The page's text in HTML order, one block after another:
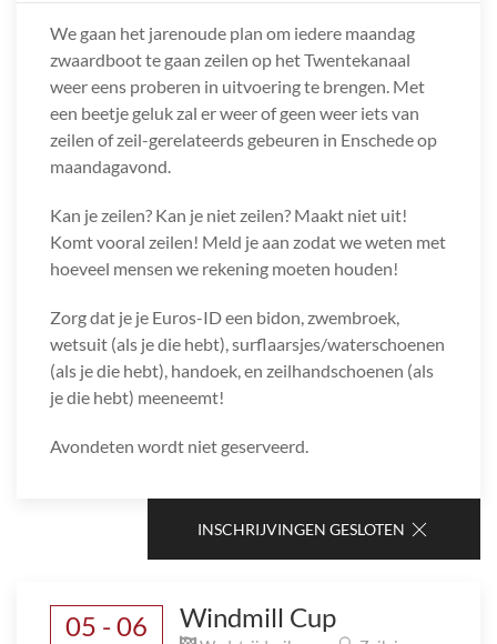
We gaan het jarenoude plan om iedere maandag
zwaardboot te gaan zeilen op het Twentekanaal
weer eens proberen in uitvoering te brengen. Met
een beetje geluk zal er weer of geen weer iets van
zeilen of zeil-gerelateerds gebeuren in Enschede op
maandagavond.
Kan je zeilen? Kan je niet zeilen? Maakt niet uit!
Komt vooral zeilen! Meld je aan zodat we weten met
hoeveel mensen we rekening moeten houden!
Zorg dat je je Euros-ID een bidon, zwembroek,
wetsuit (als je die hebt), surflaarsjes/waterschoenen
(als je die hebt), handoek, en zeilhandschoenen (als
je die hebt) meeneemt!
Avondeten wordt niet geserveerd.
INSCHRIJVINGEN GESLOTEN
05 - 06 Windmill Cup